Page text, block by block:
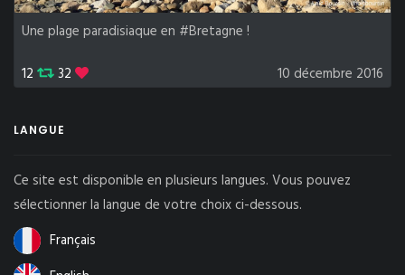
Une plage paradisiaque en #Bretagne !
12
32 10 décembre 2016
LANGUE
Ce site est disponible en plusieurs langues. Vous pouvez
sélectionner la langue de votre choix ci-dessous.
Français